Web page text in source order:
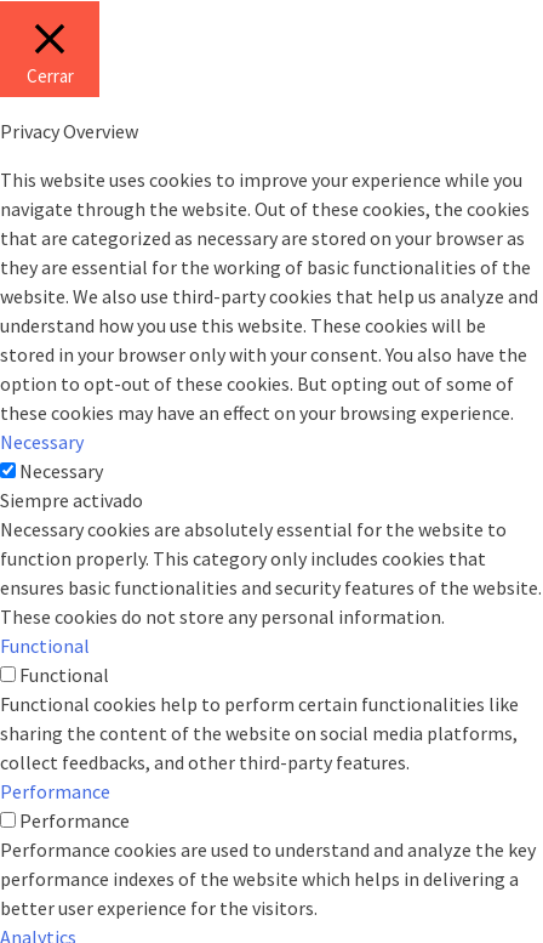
Cerrar
Privacy Overview
This website uses cookies to improve your experience while you
navigate through the website. Out of these cookies, the cookies
that are categorized as necessary are stored on your browser as
they are essential for the working of basic functionalities of the
website. We also use third-party cookies that help us analyze and
understand how you use this website. These cookies will be
stored in your browser only with your consent. You also have the
option to opt-out of these cookies. But opting out of some of
these cookies may have an effect on your browsing experience.
Necessary
Necessary
Siempre activado
Necessary cookies are absolutely essential for the website to
function properly. This category only includes cookies that
ensures basic functionalities and security features of the website.
These cookies do not store any personal information.
Functional
Functional
Functional cookies help to perform certain functionalities like
sharing the content of the website on social media platforms,
collect feedbacks, and other third-party features.
Performance
Performance
Performance cookies are used to understand and analyze the key
performance indexes of the website which helps in delivering a
better user experience for the visitors.
Analytics